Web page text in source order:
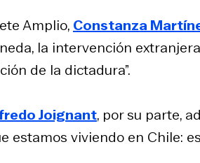
Amplio, Constanza
la intervención
de la dictadura”.
Joignant, por su parte,
estamos viviendo en Chile: